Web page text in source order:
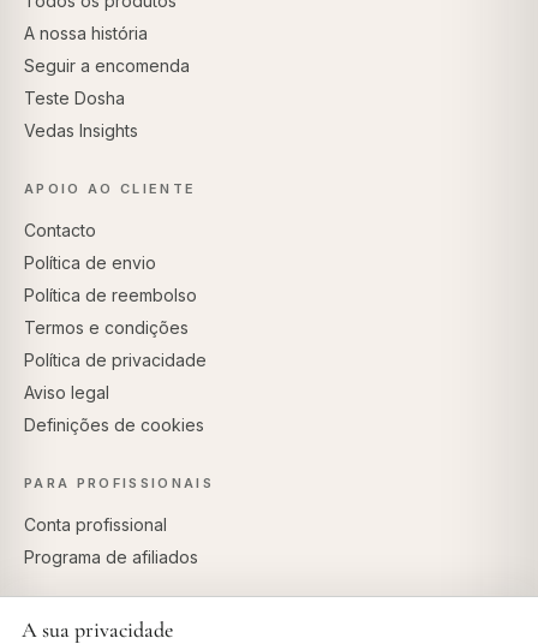
A nossa história
Seguir a encomenda
Teste Dosha
Vedas Insights
APOIO AO CLIENTE
Contacto
Política de envio
Política de reembolso
Termos e condições
Política de privacidade
Aviso legal
Definições de cookies
PARA PROFISSIONAIS
Conta profissional
Programa de afiliados
A sua privacidade